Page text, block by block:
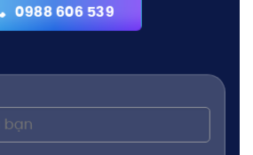
0988 606 539